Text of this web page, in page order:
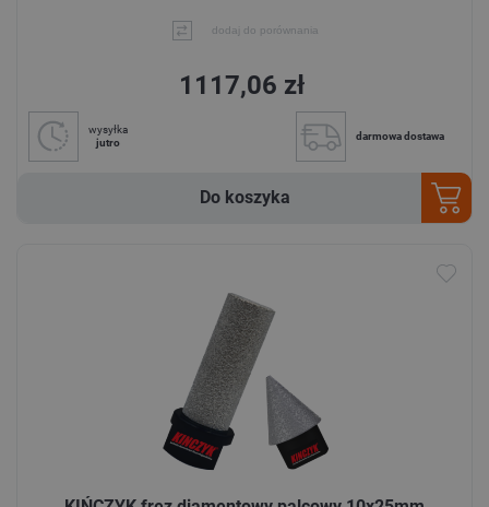
dodaj do porównania
1117,06 zł
wysyłka
jutro
darmowa dostawa
Do koszyka